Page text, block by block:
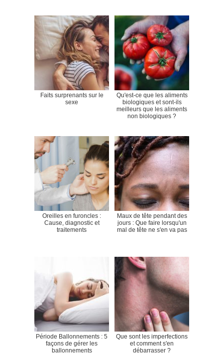
Faits surprenants sur le
sexe
Qu'est-ce que les aliments
biologiques et sont-ils
meilleurs que les aliments
non biologiques ?
Oreilles en furoncles :
Cause, diagnostic et
traitements
Maux de tête pendant des
jours : Que faire lorsqu'un
mal de tête ne s'en va pas
Période Ballonnements : 5
façons de gérer les
ballonnements
Que sont les imperfections
et comment s'en
débarrasser ?